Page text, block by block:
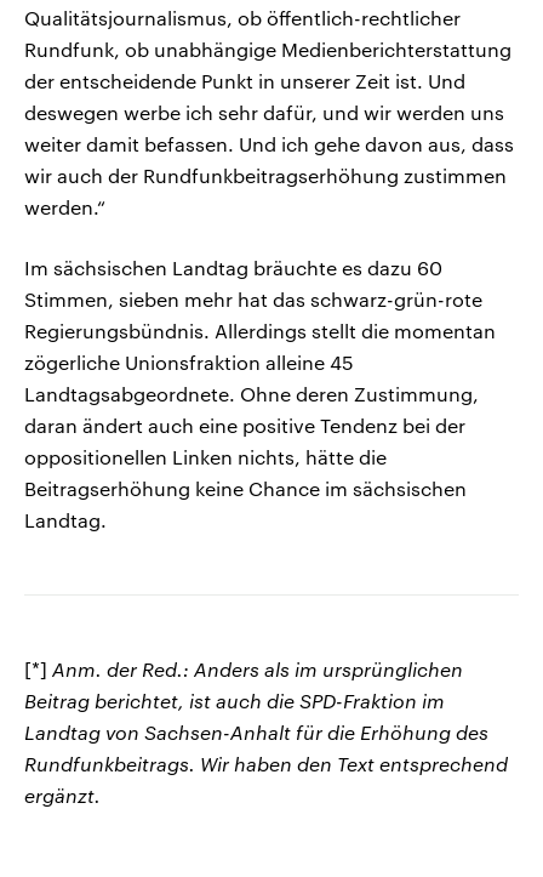
Qualitätsjournalismus, ob öffentlich-rechtlicher
Rundfunk, ob unabhängige Medienberichterstattung
der entscheidende Punkt in unserer Zeit ist. Und
deswegen werbe ich sehr dafür, und wir werden uns
weiter damit befassen. Und ich gehe davon aus, dass
wir auch der Rundfunkbeitragserhöhung zustimmen
werden.“
Im sächsischen Landtag bräuchte es dazu 60
Stimmen, sieben mehr hat das schwarz-grün-rote
Regierungsbündnis. Allerdings stellt die momentan
zögerliche Unionsfraktion alleine 45
Landtagsabgeordnete. Ohne deren Zustimmung,
daran ändert auch eine positive Tendenz bei der
oppositionellen Linken nichts, hätte die
Beitragserhöhung keine Chance im sächsischen
Landtag.
[*] Anm. der Red.: Anders als im ursprünglichen
Beitrag berichtet, ist auch die SPD-Fraktion im
Landtag von Sachsen-Anhalt für die Erhöhung des
Rundfunkbeitrags. Wir haben den Text entsprechend
ergänzt.